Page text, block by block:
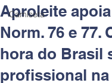
Camiseta
Aproleite
Norm. 76 e 77.
hora do Brasil
profissional na